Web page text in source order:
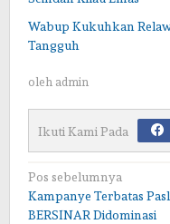
Wabup Kukuhkan
Tangguh
oleh admin
Ikuti Kami Pada
Navigasi
pos
Pos sebelumnya
Kampanye Terbatas
BERSINAR Didominasi